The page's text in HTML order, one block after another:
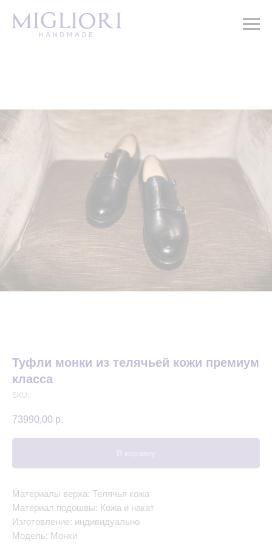
Туфли монки из телячьей кожи премиум
класса
SKU:
73990,00 р.
В корзину
Материалы верха: Телячья кожа
Материал подошвы: Кожа и накат
Изготовление: индивидуально
Модель: Монки